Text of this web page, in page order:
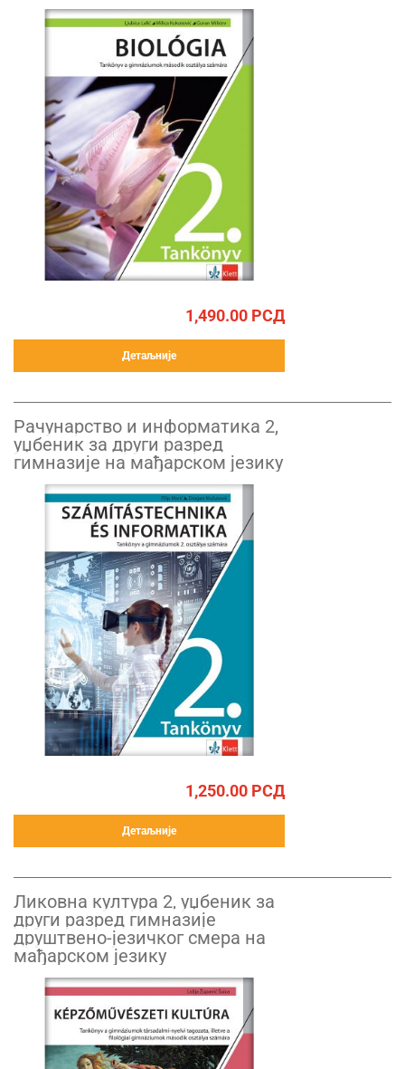
1,490.00 РСД
Детаљније
Рачунарство и информатика 2,
уџбеник за други разред
гимназије на мађарском језику
1,250.00 РСД
Детаљније
Ликовна култура 2, уџбеник за
други разред гимназије
друштвено-језичког смера на
мађарском језику